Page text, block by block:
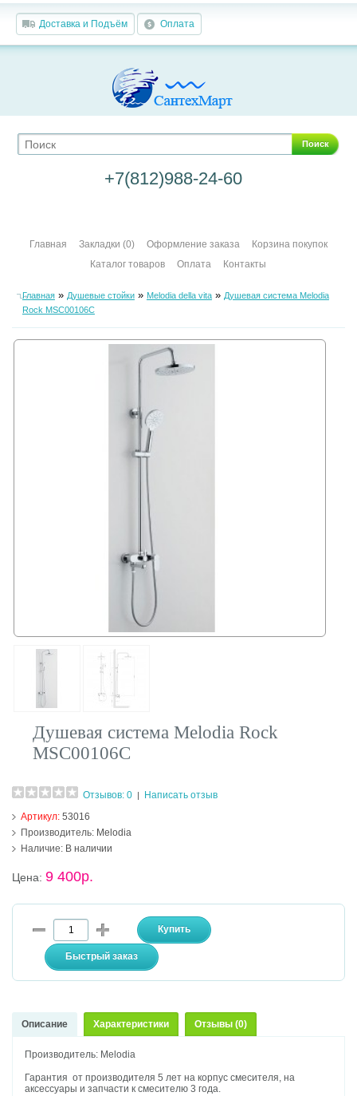
Доставка и Подъём Оплата
Поиск
+7(812)988-24-60
Главная Закладки (0) Оформление заказа
Корзина покупок
Каталог товаров
Оплата Контакты
Главная» Душевые стойки» Melodia della vita» Душевая система Melodia
Rock MSC00106C
Душевая система Melodia Rock
MSC00106C
Отзывов: 0
Написать отзыв
Артикул:53016
Производитель: Melodia
Наличие: В наличии
Цена:9 400р.
Описание Характеристики Отзывы (0)
Производитель: Melodia
Гарантия от производителя 5 лет на корпус смесителя, на
аксессуары и запчасти к смесителю 3 года.